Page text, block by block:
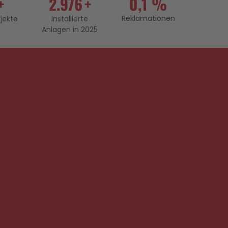
Installierte
Anlagen in 2025
Reklamationen